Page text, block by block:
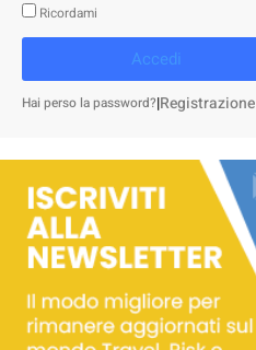
Ricordami
Accedi
Hai perso la password?|Registrazione